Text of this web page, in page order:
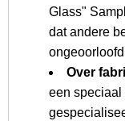
Glass"
dat andere
Over
een speciaal